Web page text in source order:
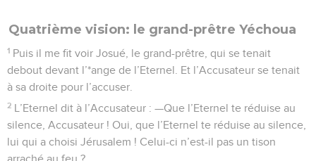
Quatrième vision: le grand-prêtre Yéchoua
1 Puis il me fit voir Josué, le grand-prêtre, qui se tenait
debout devant l’*ange de l’Eternel. Et l’Accusateur se tenait
à sa droite pour l’accuser.
2 L’Eternel dit à l’Accusateur : —Que l’Eternel te réduise au
silence, Accusateur ! Oui, que l’Eternel te réduise au silence,
lui qui a choisi Jérusalem ! Celui-ci n’est-il pas un tison
arraché au feu ?